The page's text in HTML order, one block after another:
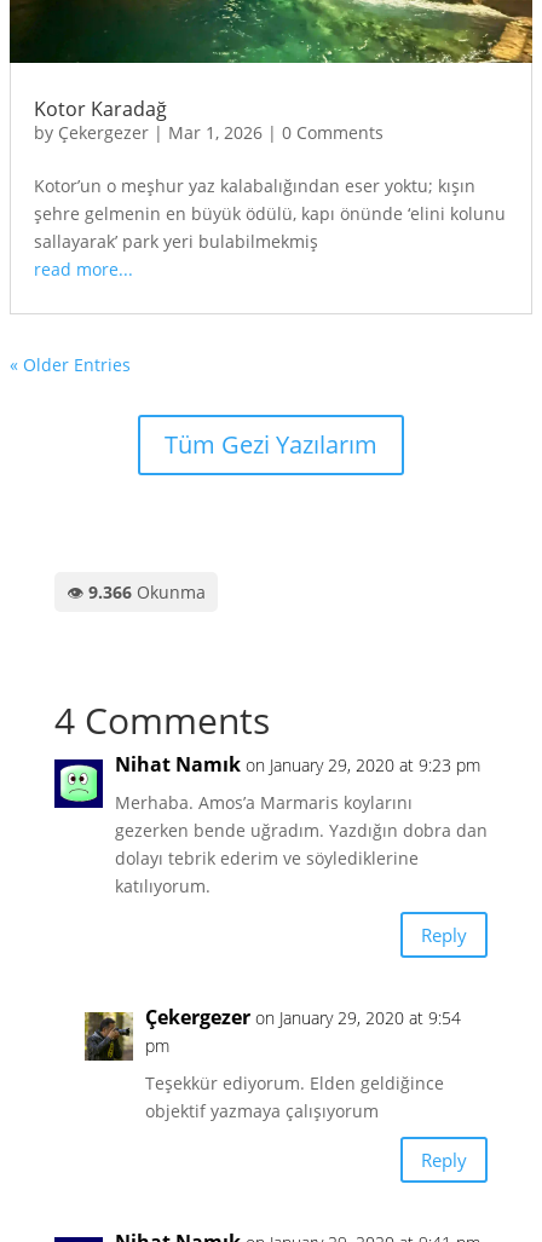
Kotor Karadağ
by Çekergezer| Mar 1, 2026| 0 Comments
Kotor’un o meşhur yaz kalabalığından eser yoktu; kışın
şehre gelmenin en büyük ödülü, kapı önünde ‘elini kolunu
sallayarak’ park yeri bulabilmekmiş
read more...
« Older Entries
Tüm Gezi Yazılarım
👁️ 9.366Okunma
4 Comments
Nihat Namık on January 29, 2020 at 9:23 pm
Merhaba. Amos’a Marmaris koylarını
gezerken bende uğradım. Yazdığın dobra dan
dolayı tebrik ederim ve söylediklerine
katılıyorum.
Reply
Çekergezer on January 29, 2020 at 9:54
pm
Teşekkür ediyorum. Elden geldiğince
objektif yazmaya çalışıyorum
Reply